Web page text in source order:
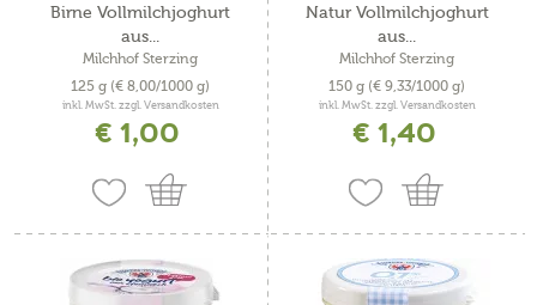
Birne Vollmilchjoghurt
aus...
Milchhof Sterzing
125 g (€ 8,00/1000 g)
inkl. MwSt. zzgl. Versandkosten
€ 1,00
Natur Vollmilchjoghurt
aus...
Milchhof Sterzing
150 g (€ 9,33/1000 g)
inkl. MwSt. zzgl. Versandkosten
€ 1,40